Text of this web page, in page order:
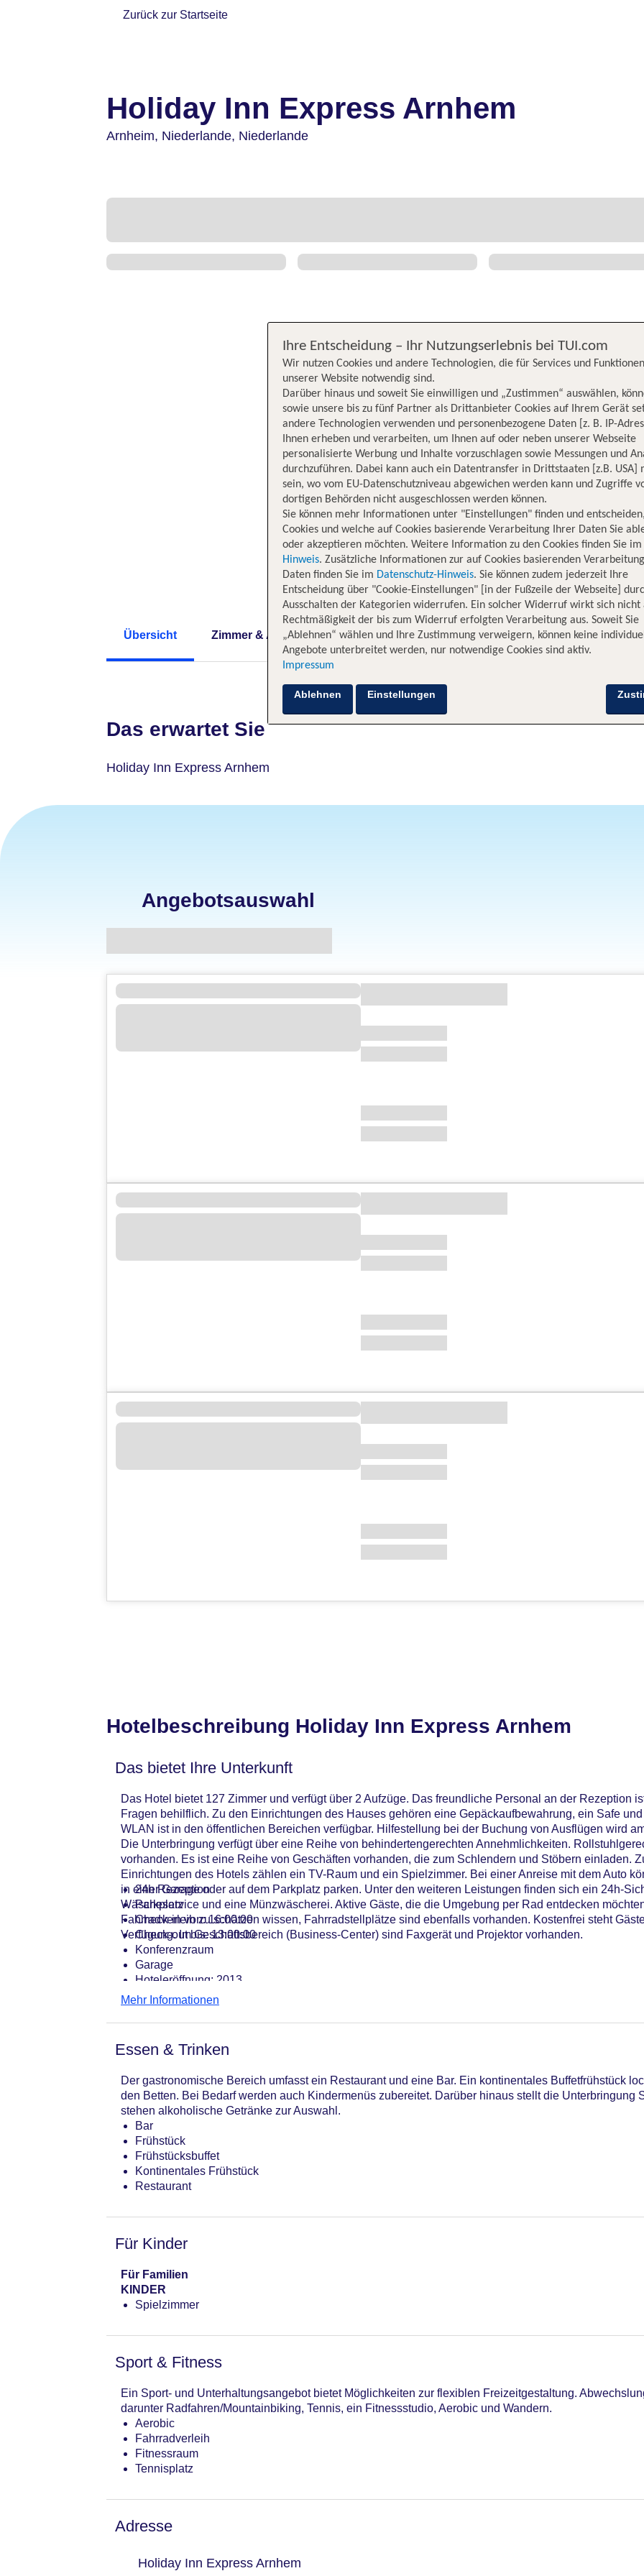
Zurück zur Startseite
Holiday Inn Express Arnhem
Arnheim, Niederlande, Niederlande
Übersicht Zimmer & Angebote Hotelinformationen Lage Bewertungen
Das erwartet Sie
Holiday Inn Express Arnhem
Angebotsauswahl
Hotelbeschreibung Holiday Inn Express Arnhem
Das bietet Ihre Unterkunft
Das Hotel bietet 127 Zimmer und verfügt über 2 Aufzüge. Das freundliche Personal an der Rezeption
Fragen behilflich. Zu den Einrichtungen des Hauses gehören eine Gepäckaufbewahrung, ein Safe
WLAN ist in den öffentlichen Bereichen verfügbar. Hilfestellung bei der Buchung von Ausflügen wird
Die Unterbringung verfügt über eine Reihe von behindertengerechten Annehmlichkeiten.
vorhanden. Es ist eine Reihe von Geschäften vorhanden, die zum Schlendern und Stöbern einladen.
Einrichtungen des Hotels zählen ein TV-Raum und ein Spielzimmer. Bei einer Anreise mit dem Auto
in einer Garage oder auf dem Parkplatz parken. Unter den weiteren Leistungen finden sich ein 24h-
Wäscheservice und eine Münzwäscherei. Aktive Gäste, die die Umgebung per Rad entdecken
Fahrradverleih zu schätzen wissen, Fahrradstellplätze sind ebenfalls vorhanden. Kostenfrei steht
Verfügung. Im Geschäftsbereich (Business-Center) sind Faxgerät und Projektor vorhanden.
24h Rezeption
Parkplatz
Check-in von: 16:00:00
Check-out bis: 13:00:00
Konferenzraum
Garage
Hoteleröffnung: 2013
Hotelsafe
Letzte umfassende Renovierung: 2013
Anzahl der Konferenzräume: 1
Gesamtanzahl der Stockwerke: 5
Gesamtanzahl der Zimmer: 127
Zahlungsarten: American Express, Diners Club, EC Maestro, Mastercard, Visa
Landeskategorie: 3 Sterne
Mehr Informationen
Essen & Trinken
Der gastronomische Bereich umfasst ein Restaurant und eine Bar. Ein kontinentales Buffetfrühstück
den Betten. Bei Bedarf werden auch Kindermenüs zubereitet. Darüber hinaus stellt die Unterbringung
stehen alkoholische Getränke zur Auswahl.
Bar
Frühstück
Frühstücksbuffet
Kontinentales Frühstück
Restaurant
Für Kinder
Für Familien
KINDER
Spielzimmer
Sport & Fitness
Ein Sport- und Unterhaltungsangebot bietet Möglichkeiten zur flexiblen Freizeitgestaltung.
darunter Radfahren/Mountainbiking, Tennis, ein Fitnessstudio, Aerobic und Wandern.
Aerobic
Fahrradverleih
Fitnessraum
Tennisplatz
Adresse
Holiday Inn Express Arnhem
Ihre Entscheidung – Ihr Nutzungserlebnis bei TUI.com
Wir nutzen Cookies und andere Technologien, die für Services und
unserer Website notwendig sind.
Darüber hinaus und soweit Sie einwilligen und „Zustimmen“ auswählen,
sowie unsere bis zu fünf Partner als Drittanbieter Cookies auf Ihrem Gerät
andere Technologien verwenden und personenbezogene Daten [z. B. IP-
Ihnen erheben und verarbeiten, um Ihnen auf oder neben unserer Webseite
personalisierte Werbung und Inhalte vorzuschlagen sowie Messungen und
durchzuführen. Dabei kann auch ein Datentransfer in Drittstaaten [z.B. USA]
sein, wo vom EU-Datenschutzniveau abgewichen werden kann und Zugriffe
dortigen Behörden nicht ausgeschlossen werden können.
Sie können mehr Informationen unter "Einstellungen" finden und
Cookies und welche auf Cookies basierende Verarbeitung Ihrer Daten Sie
oder akzeptieren möchten. Weitere Information zu den Cookies finden Sie im
Hinweis. Zusätzliche Informationen zur auf Cookies basierenden
Daten finden Sie im Datenschutz-Hinweis. Sie können zudem jederzeit Ihre
Entscheidung über "Cookie-Einstellungen" [in der Fußzeile der Webseite]
Ausschalten der Kategorien widerrufen. Ein solcher Widerruf wirkt sich nicht
Rechtmäßigkeit der bis zum Widerruf erfolgten Verarbeitung aus. Soweit Sie
„Ablehnen“ wählen und Ihre Zustimmung verweigern, können keine
Angebote unterbreitet werden, nur notwendige Cookies sind aktiv.
Impressum
Ablehnen Einstellungen